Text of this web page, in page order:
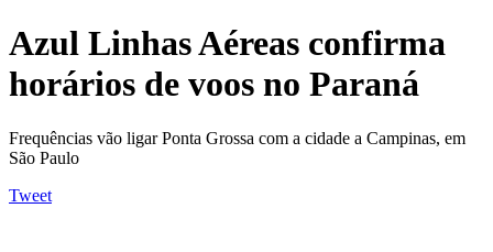
Azul Linhas Aéreas confirma
horários de voos no Paraná
Frequências vão ligar Ponta Grossa com a cidade a Campinas, em
São Paulo
Tweet